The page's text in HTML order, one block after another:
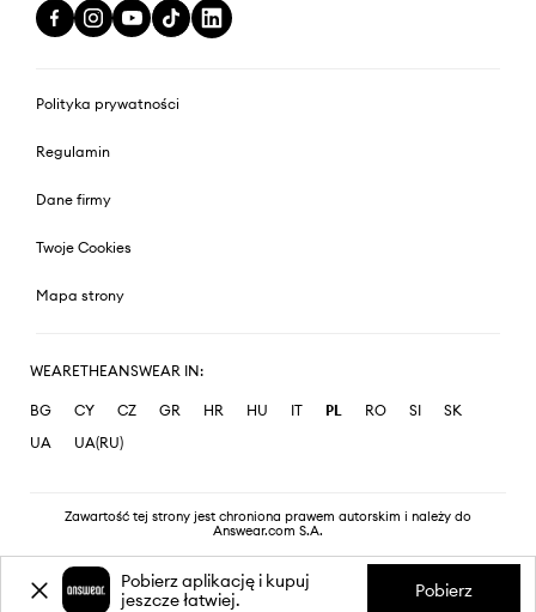
Polityka prywatności
Regulamin
Dane firmy
Twoje Cookies
Mapa strony
WEARETHEANSWEAR IN:
BG CY CZ GR HR HU IT PL RO SI
SK
UA
UA(RU)
Zawartość tej strony jest chroniona prawem autorskim i należy do
Answear.com S.A.
Pobierz aplikację i kupuj
jeszcze łatwiej.
Pobierz